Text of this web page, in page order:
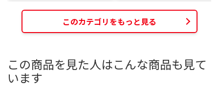
このカテゴリをもっと見る
この商品を見た人はこんな商品も見て
います